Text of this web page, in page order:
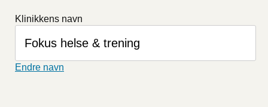
ignorere
dette
feltet
Klinikkens navn
Endre navn